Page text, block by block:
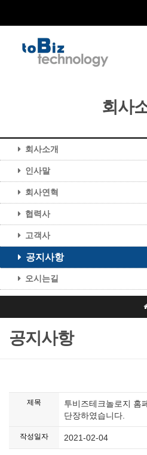
회사
회사소개
인사말
회사연혁
협력사
고객사
공지사항
오시는길
공지사항
제목
투비즈테크놀로지 홈
단장하였습니다.
작성일자 2021-02-04